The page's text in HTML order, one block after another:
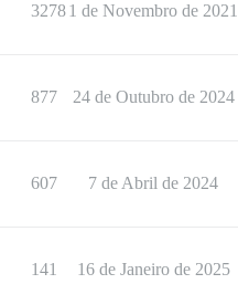
32781 de Novembro de 2021
877 24 de Outubro de 2024
607 7 de Abril de 2024
141 16 de Janeiro de 2025